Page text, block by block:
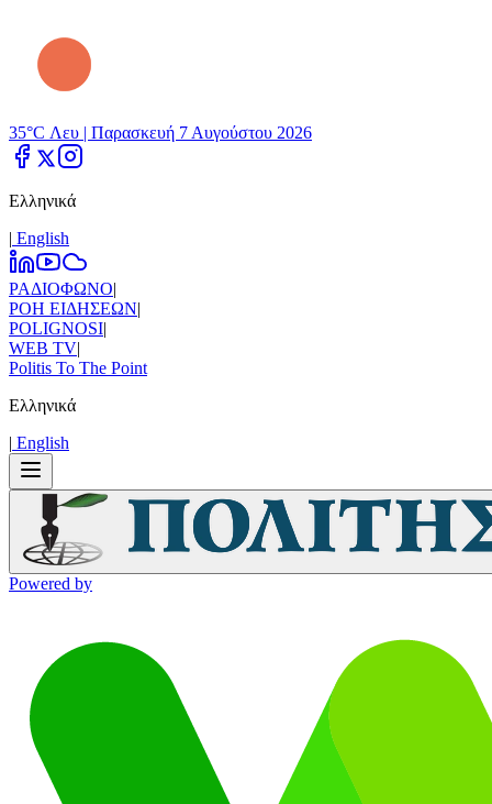
35°C Λευ | Παρασκευή 7 Αυγούστου 2026
Ελληνικά
| Εnglish
ΡΑΔΙΟΦΩΝΟ|
ΡΟΗ ΕΙΔΗΣΕΩΝ|
POLIGNOSI|
WEB TV|
Politis To The Point
Ελληνικά
| Εnglish
Powered by